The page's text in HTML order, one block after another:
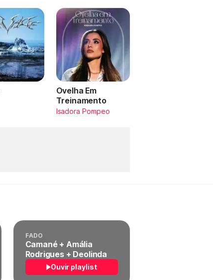
Ovelha Em
Treinamento
Isadora Pompeo
FADO
Camané + Amália
Rodrigues + Deolinda
Ouvir playlist